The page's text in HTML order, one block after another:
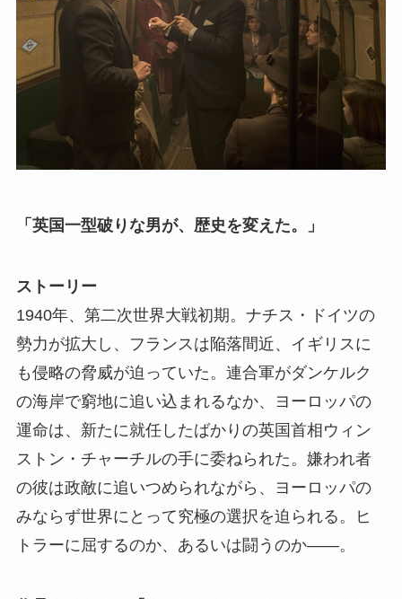
「英国一型破りな男が、歴史を変えた。」
ストーリー
1940年、第二次世界大戦初期。ナチス・ドイツの
勢力が拡大し、フランスは陥落間近、イギリスに
も侵略の脅威が迫っていた。連合軍がダンケルク
の海岸で窮地に追い込まれるなか、ヨーロッパの
運命は、新たに就任したばかりの英国首相ウィン
ストン・チャーチルの手に委ねられた。嫌われ者
の彼は政敵に追いつめられながら、ヨーロッパの
みならず世界にとって究極の選択を迫られる。ヒ
トラーに屈するのか、あるいは闘うのか――。